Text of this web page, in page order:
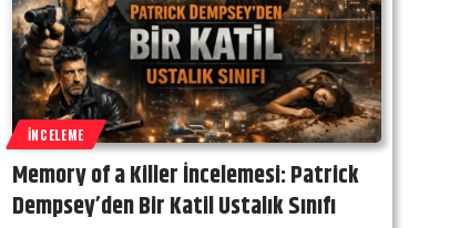
İNCELEME
Memory of a Killer İncelemesi: Patrick
Dempsey’den Bir Katil Ustalık Sınıfı